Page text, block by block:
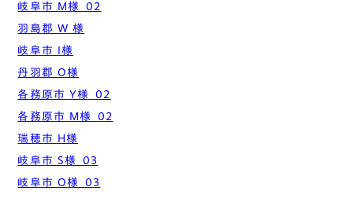
岐阜市 M様_02
羽島郡 W 様
岐阜市 I様
丹羽郡 O様
各務原市 Y様_02
各務原市 M様_02
瑞穂市 H様
岐阜市 S様_03
岐阜市 O様_03